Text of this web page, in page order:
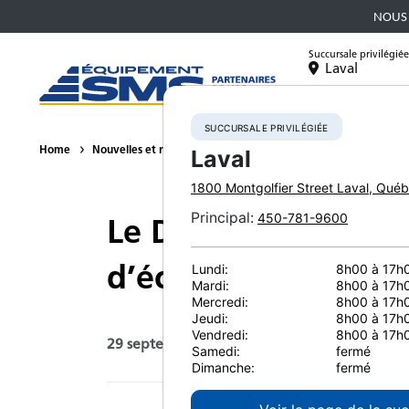
Succursale privilégiée
Laval
Home Nouvelles et ressources Article de presse Le
Le D71i-24 : un
d’économiser
29 septembre 2021 Imprimer la
SUCCURSALE PRIVILÉGIÉE
Laval
1800 Montgolfier Street Laval,
Principal: 450-781-9600
Lundi:
8h00 à
Mardi:
8h00 à
Mercredi:
8h00 à
Jeudi:
8h00 à
Vendredi:
8h00 à
Samedi:
fermé
Dimanche:
fermé